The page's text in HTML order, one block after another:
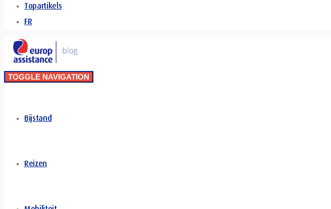
Topartikels
FR
TOGGLE NAVIGATION
Bijstand
Reizen